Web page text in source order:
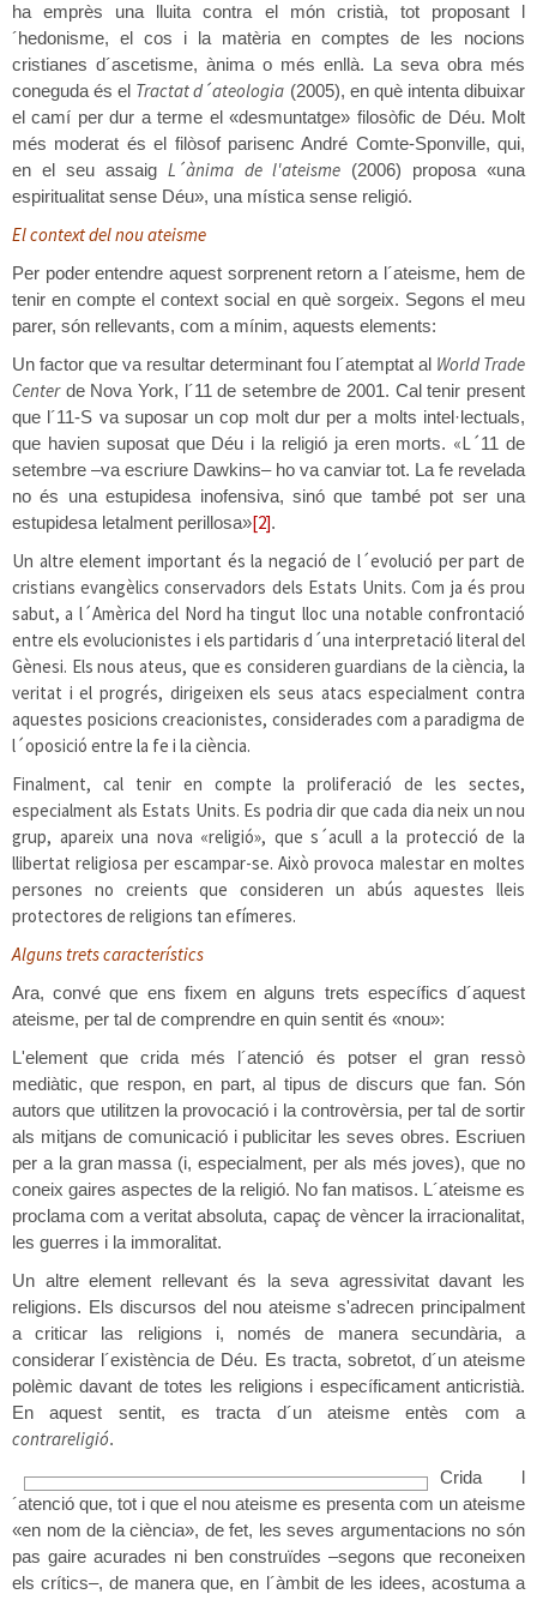
ha emprès una lluita contra el món cristià, tot proposant l
´hedonisme, el cos i la matèria en comptes de les nocions
cristianes d´ascetisme, ànima o més enllà. La seva obra més
coneguda és el Tractat d´ateologia (2005), en què intenta dibuixar
el camí per dur a terme el «desmuntatge» filosòfic de Déu. Molt
més moderat és el filòsof parisenc André Comte-Sponville, qui,
en el seu assaigL´ànima de l'ateisme(2006) proposa «una
espiritualitat sense Déu», una mística sense religió.
El context del nou ateisme
Per poder entendre aquest sorprenent retorn a l´ateisme, hem de
tenir en compte el context social en què sorgeix. Segons el meu
parer, són rellevants, com a mínim, aquests elements:
Un factor que va resultar determinant fou l´atemptat al World Trade
Centerde Nova York, l´11 de setembre de 2001. Cal tenir present
que l´11-S va suposar un cop molt dur per a molts intel·lectuals,
que havien suposat que Déu i la religió ja eren morts. «L´11 de
setembre –va escriure Dawkins– ho va canviar tot. La fe revelada
no és una estupidesa inofensiva, sinó que també pot ser una
estupidesa letalment perillosa»[2].
Un altre element important és la negació de l´evolució per part de
cristians evangèlics conservadors dels Estats Units. Com ja és prou
sabut, a l´Amèrica del Nord ha tingut lloc una notable confrontació
entre els evolucionistes i els partidaris d´una interpretació literal del
Gènesi. Els nous ateus, que es consideren guardians de la ciència, la
veritat i el progrés, dirigeixen els seus atacs especialment contra
aquestes posicions creacionistes, considerades com a paradigma de
l´oposició entre la fe i la ciència.
Finalment, cal tenir en compte la proliferació de les sectes,
especialment als Estats Units. Es podria dir que cada dia neix un nou
grup, apareix una nova «religió», que s´acull a la protecció de la
llibertat religiosa per escampar-se. Això provoca malestar en moltes
persones no creients que consideren un abús aquestes lleis
protectores de religions tan efímeres.
Alguns trets característics
Ara, convé que ens fixem en alguns trets específics d´aquest
ateisme, per tal de comprendre en quin sentit és «nou»:
L'element que crida més l´atenció és potser el gran ressò
mediàtic, que respon, en part, al tipus de discurs que fan. Són
autors que utilitzen la provocació i la controvèrsia, per tal de sortir
als mitjans de comunicació i publicitar les seves obres. Escriuen
per a la gran massa (i, especialment, per als més joves), que no
coneix gaires aspectes de la religió. No fan matisos. L´ateisme es
proclama com a veritat absoluta, capaç de vèncer la irracionalitat,
les guerres i la immoralitat.
Un altre element rellevant és la seva agressivitat davant les
religions. Els discursos del nou ateisme s'adrecen principalment
a criticar las religions i, només de manera secundària, a
considerar l´existència de Déu. Es tracta, sobretot, d´un ateisme
polèmic davant de totes les religions i específicament anticristià.
En aquest sentit, es tracta d´un ateisme entès com a
contrareligió.
Crida l
´atenció que, tot i que el nou ateisme es presenta com un ateisme
«en nom de la ciència», de fet, les seves argumentacions no són
pas gaire acurades ni ben construïdes –segons que reconeixen
els crítics–, de manera que, en l´àmbit de les idees, acostuma a